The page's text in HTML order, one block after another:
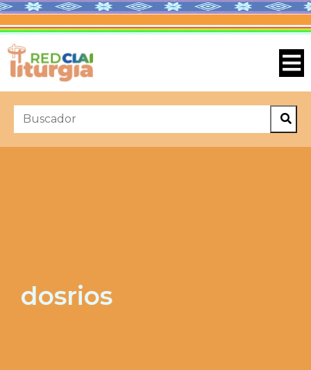
dosrios